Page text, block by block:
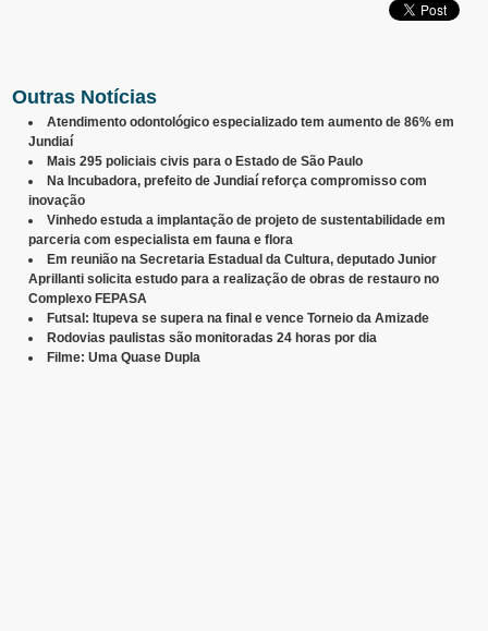
Outras Notícias
Atendimento odontológico especializado tem aumento de 86% em
Jundiaí
Mais 295 policiais civis para o Estado de São Paulo
Na Incubadora, prefeito de Jundiaí reforça compromisso com
inovação
Vinhedo estuda a implantação de projeto de sustentabilidade em
parceria com especialista em fauna e flora
Em reunião na Secretaria Estadual da Cultura, deputado Junior
Aprillanti solicita estudo para a realização de obras de restauro no
Complexo FEPASA
Futsal: Itupeva se supera na final e vence Torneio da Amizade
Rodovias paulistas são monitoradas 24 horas por dia
Filme: Uma Quase Dupla